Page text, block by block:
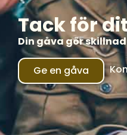
Tack för
Din gåva gör
Ge en gåva